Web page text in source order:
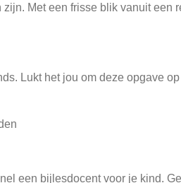
Met een frisse blik vanuit een
Lukt het jou om deze opgave
een bijlesdocent voor je kind.